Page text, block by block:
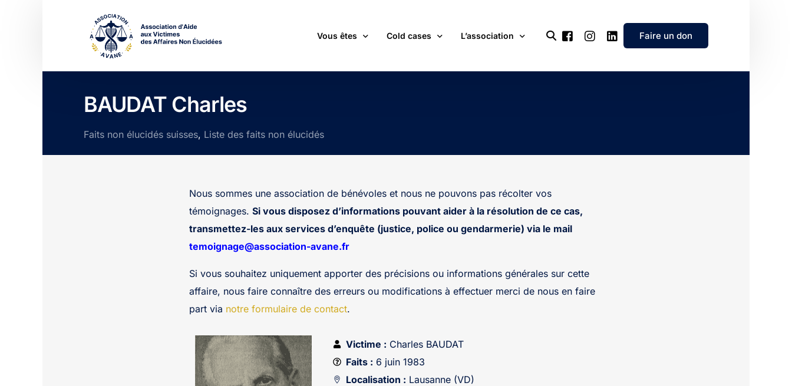
Vous êtes
passionné(e) par les cold cases
un futur adhérent ou bénévole
journaliste
Cold cases L’association
Devenir bénévole
Contact
Faire un don
BAUDAT Charles
Faits non élucidés suisses, Liste des faits non élucidés
Nous sommes une association de bénévoles et nous ne pouvons pas récolter vos
témoignages. Si vous disposez d’informations pouvant aider à la résolution de ce cas,
transmettez-les aux services d’enquête (justice, police ou gendarmerie) via le mail
temoignage@association-avane.fr
Si vous souhaitez uniquement apporter des précisions ou informations générales sur cette
affaire, nous faire connaître des erreurs ou modifications à effectuer merci de nous en faire
part via notre formulaire de contact.
Victime : Charles BAUDAT
Faits : 6 juin 1983
Localisation : Lausanne (VD)